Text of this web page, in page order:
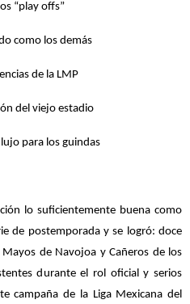
“play offs”
como los demás
de la LMP
del viejo estadio
para los guindas
lo suficientemente buena como
de postemporada y se logró: doce
de Navojoa y Cañeros de los
durante el rol oficial y serios
campaña de la Liga Mexicana del